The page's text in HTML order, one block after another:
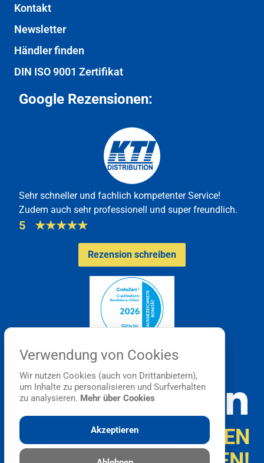
Kontakt
Newsletter
Händler finden
DIN ISO 9001 Zertifikat
Google Rezensionen:
Sehr schneller und fachlich kompetenter Service!
Zudem auch sehr professionell und super freundlich.
5 ★★★★★
Rezension schreiben
WIR SCHAFFEN
Verwendung von Cookies
Wir nutzen Cookies (auch von Drittanbietern),
um Inhalte zu personalisieren und Surfverhalten
zu analysieren. Mehr über Cookies
Akzeptieren